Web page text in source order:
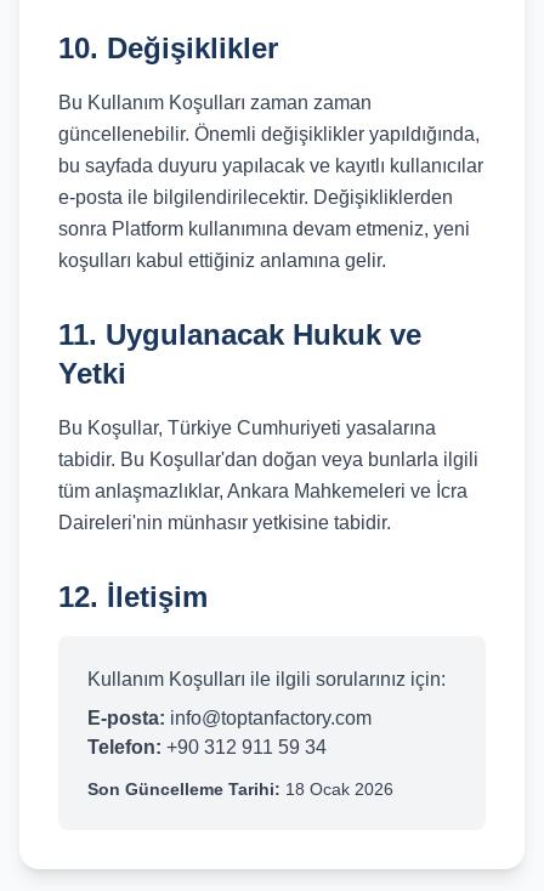
10. Değişiklikler
Bu Kullanım Koşulları zaman zaman
güncellenebilir. Önemli değişiklikler yapıldığında,
bu sayfada duyuru yapılacak ve kayıtlı kullanıcılar
e-posta ile bilgilendirilecektir. Değişikliklerden
sonra Platform kullanımına devam etmeniz, yeni
koşulları kabul ettiğiniz anlamına gelir.
11. Uygulanacak Hukuk ve
Yetki
Bu Koşullar, Türkiye Cumhuriyeti yasalarına
tabidir. Bu Koşullar'dan doğan veya bunlarla ilgili
tüm anlaşmazlıklar, Ankara Mahkemeleri ve İcra
Daireleri'nin münhasır yetkisine tabidir.
12. İletişim
Kullanım Koşulları ile ilgili sorularınız için:
E-posta: info@toptanfactory.com
Telefon: +90 312 911 59 34
Son Güncelleme Tarihi: 18 Ocak 2026